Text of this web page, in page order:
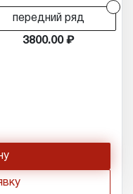
передний ряд
3800.00